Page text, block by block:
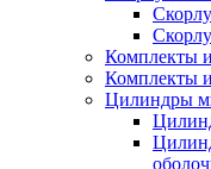
Комплекты
Комплекты
Цилиндры